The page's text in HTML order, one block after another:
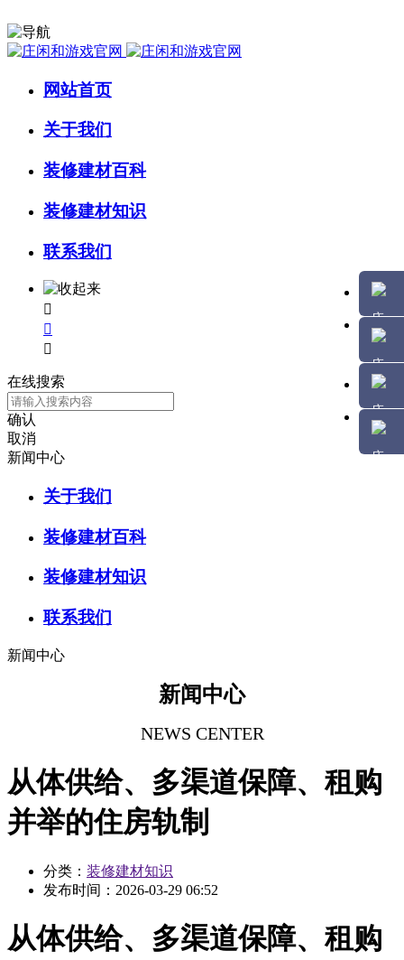
网站首页
关于我们
装修建材百科
装修建材知识
联系我们



在线搜索
确认
取消
新闻中心
关于我们
装修建材百科
装修建材知识
联系我们
新闻中心
新闻中心
NEWS CENTER
从体供给、多渠道保障、租购
并举的住房轨制
分类： 装修建材知识
发布时间： 2026-03-29 06:52
从体供给、多渠道保障、租购